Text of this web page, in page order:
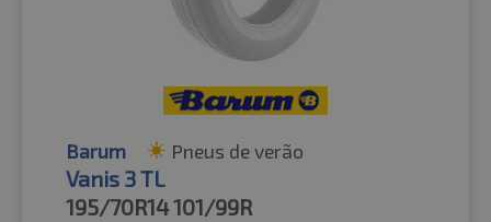
Barum Pneus de verão
Vanis 3 TL
195/70R14101/99R